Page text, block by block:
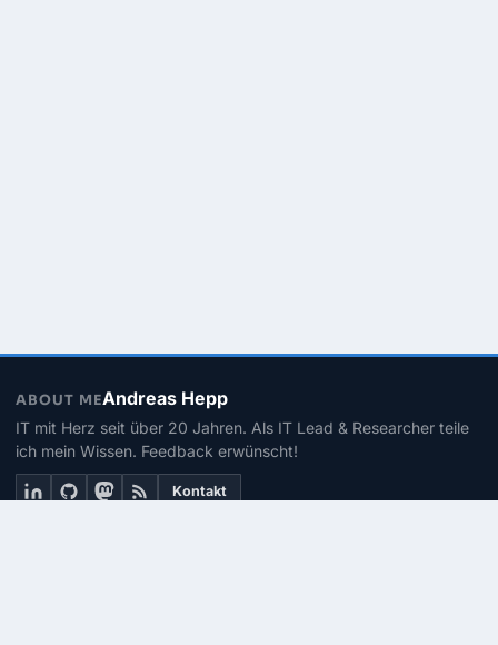
ABOUT MEAndreas Hepp
IT mit Herz seit über 20 Jahren. Als IT Lead & Researcher teile
ich mein Wissen. Feedback erwünscht!
Kontakt